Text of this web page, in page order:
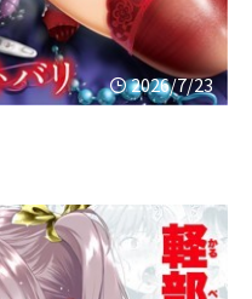
2026/7/23